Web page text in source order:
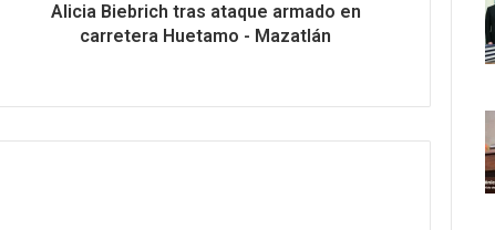
Alicia Biebrich tras ataque armado en
carretera Huetamo - Mazatlán